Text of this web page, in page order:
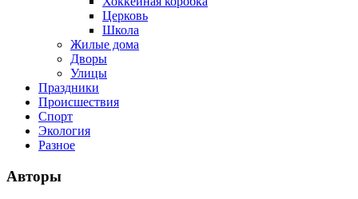
Церковь
Школа
Жилые дома
Дворы
Улицы
Праздники
Происшествия
Спорт
Экология
Разное
Авторы